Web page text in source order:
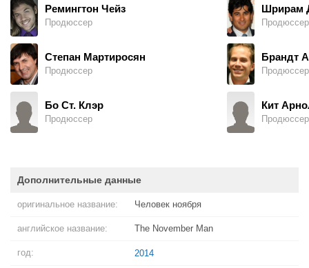
Ремингтон Чейз
Продюссер
Степан Мартиросян
Продюссер
Бо Ст. Клэр
Продюссер
Шрирам
Продюссер
Брандт
Продюссер
Кит
Продюссер
Дополнительные данные
оригинальное название: Человек ноября
английское название: The November Man
год: 2014